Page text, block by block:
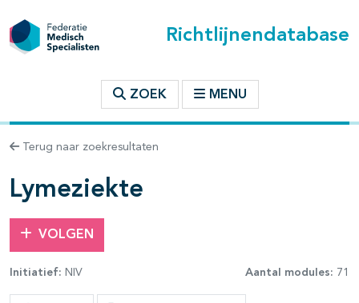
Richtlijnendatabase
ZOEK MENU
Terug naar zoekresultaten
Lymeziekte
VOLGEN
Initiatief: NIV Aantal modules: 71
binnen deze richtlijn
open- en dichtklappen